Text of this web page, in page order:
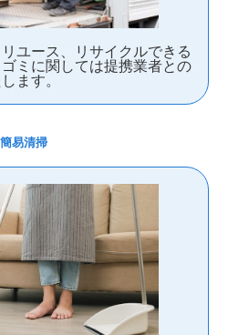
ユース、リサイクルできる
ミに関しては提携業者との
ます。
簡易清掃